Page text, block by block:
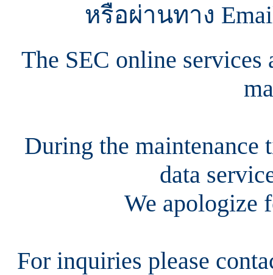
หรือผ่านทาง
The SEC online
During the maintenance
data
We apologize
For inquiries please